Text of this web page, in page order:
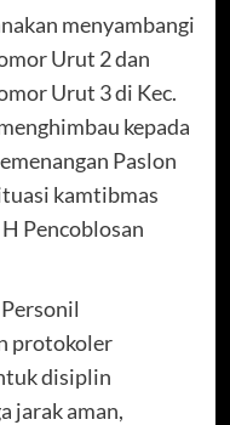
menyambangi
Urut 2 dan
Urut 3 di Kec.
kepada
Paslon
kamtibmas
Pencoblosan
protokoler
disiplin
jarak aman,